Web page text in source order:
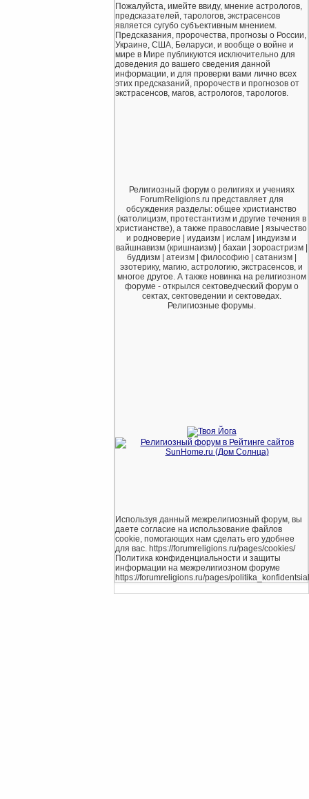
Пожалуйста, имейте ввиду, мнение астрологов,
предсказателей, тарологов, экстрасенсов
является сугубо субъективным мнением.
Предсказания, пророчества, прогнозы о России,
Украине, США, Беларуси, и вообще о войне и
мире в Мире публикуются исключительно для
доведения до вашего сведения данной
информации, и для проверки вами лично всех
этих предсказаний, пророчеств и прогнозов от
экстрасенсов, магов, астрологов, тарологов.
Религиозный форум о религиях и учениях
ForumReligions.ru представляет для
обсуждения разделы: общее христианство
(католицизм, протестантизм и другие течения в
христианстве), а также православие | язычество
и родноверие | иудаизм | ислам | индуизм и
вайшнавизм (кришнаизм) | бахаи | зороастризм |
буддизм | атеизм | философию | сатанизм |
эзотерику, магию, астрологию, экстрасенсов, и
многое другое. А также новинка на религиозном
форуме - открылся сектоведческий форум о
сектах, сектоведении и сектоведах.
Религиозные форумы.
Используя данный межрелигиозный форум, вы
даете согласие на использование файлов
cookie, помогающих нам сделать его удобнее
для вас. https://forumreligions.ru/pages/cookies/
Политика конфиденциальности и защиты
информации на межрелигиозном форуме
https://forumreligions.ru/pages/